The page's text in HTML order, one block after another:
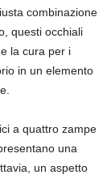
combinazione
questi occhiali
la cura per i
in un elemento
a quattro zampe
una
un aspetto